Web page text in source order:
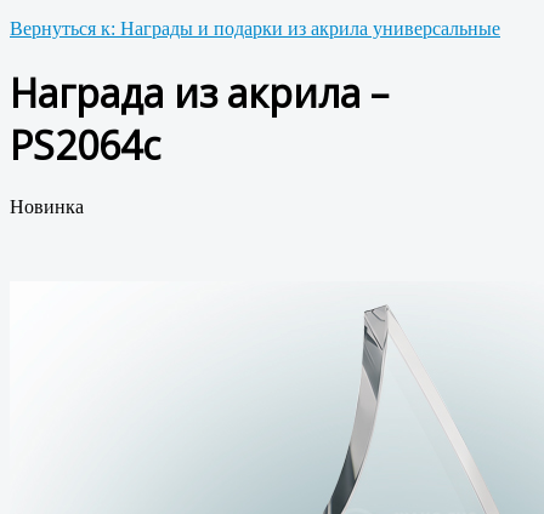
Вернуться к: Награды и подарки из акрила универсальные
Награда из акрила –
PS2064c
Новинка